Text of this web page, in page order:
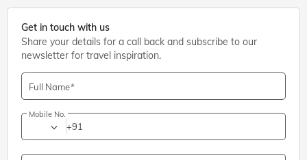
Get in touch with us
Share your details for a call back and subscribe to our
newsletter for travel inspiration.
Full Name
Mobile No.
+91